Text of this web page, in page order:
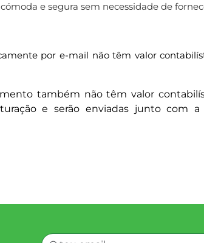
e segura sem necessidade de
por e-mail não têm valor
também não têm valor
e serão enviadas junto com